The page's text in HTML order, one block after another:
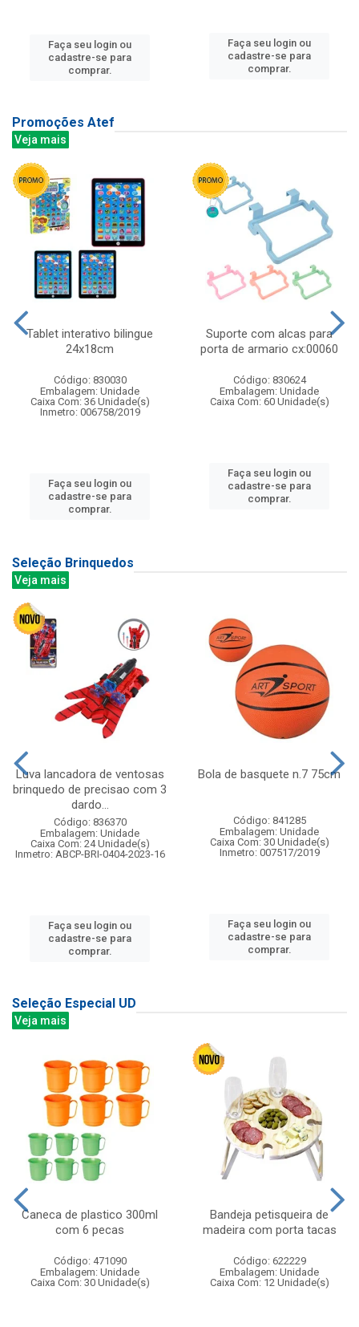
Faça seu login ou
cadastre-se para
comprar.
Faça seu login ou
cadastre-se para
comprar.
Promoções Atef
Veja mais
Tablet interativo bilingue
24x18cm
Código: 830030
Embalagem: Unidade
Caixa Com: 36 Unidade(s)
Inmetro: 006758/2019
Faça seu login ou
cadastre-se para
comprar.
Suporte com alcas para
porta de armario cx:00060
Código: 830624
Embalagem: Unidade
Caixa Com: 60 Unidade(s)
Faça seu login ou
cadastre-se para
comprar.
Seleção Brinquedos
Veja mais
Luva lancadora de ventosas
brinquedo de precisao com 3
dardo...
Código: 836370
Embalagem: Unidade
Caixa Com: 24 Unidade(s)
Inmetro: ABCP-BRI-0404-2023-16
Faça seu login ou
cadastre-se para
comprar.
Bola de basquete n.7 75cm
Código: 841285
Embalagem: Unidade
Caixa Com: 30 Unidade(s)
Inmetro: 007517/2019
Faça seu login ou
cadastre-se para
comprar.
Seleção Especial UD
Veja mais
Caneca de plastico 300ml
com 6 pecas
Código: 471090
Embalagem: Unidade
Caixa Com: 30 Unidade(s)
Bandeja petisqueira de
madeira com porta tacas
Código: 622229
Embalagem: Unidade
Caixa Com: 12 Unidade(s)